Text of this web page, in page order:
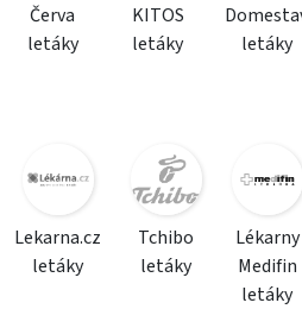
Červa
letáky
KITOS
letáky
letáky
Lekarna.cz
letáky
Tchibo
letáky
Lékarny
Medifin
letáky